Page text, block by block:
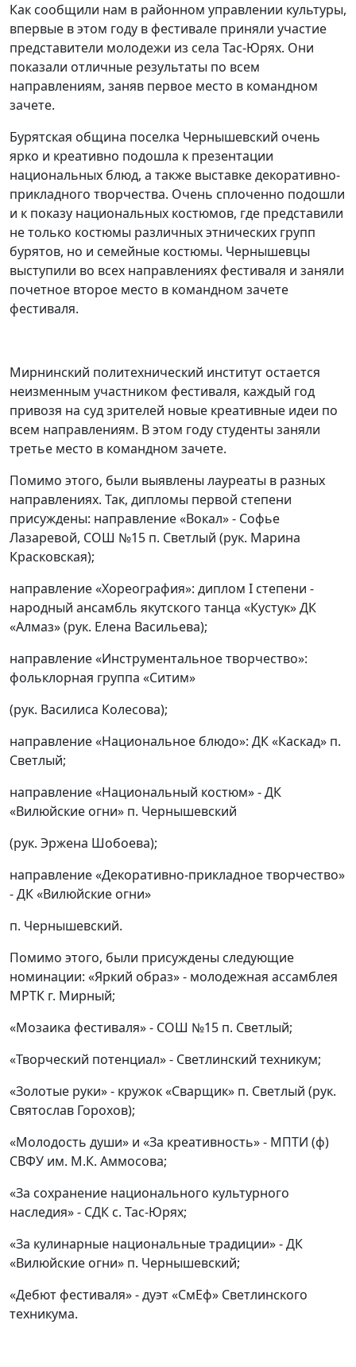
Как сообщили нам в районном управлении культуры,
впервые в этом году в фестивале приняли участие
представители молодежи из села Тас-Юрях. Они
показали отличные результаты по всем
направлениям, заняв первое место в командном
зачете.
Бурятская община поселка Чернышевский очень
ярко и креативно подошла к презентации
национальных блюд, а также выставке декоративно-
прикладного творчества. Очень сплоченно подошли
и к показу национальных костюмов, где представили
не только костюмы различных этнических групп
бурятов, но и семейные костюмы. Чернышевцы
выступили во всех направлениях фестиваля и заняли
почетное второе место в командном зачете
фестиваля.
Мирнинский политехнический институт остается
неизменным участником фестиваля, каждый год
привозя на суд зрителей новые креативные идеи по
всем направлениям. В этом году студенты заняли
третье место в командном зачете.
Помимо этого, были выявлены лауреаты в разных
направлениях. Так, дипломы первой степени
присуждены: направление «Вокал» - Софье
Лазаревой, СОШ №15 п. Светлый (рук. Марина
Красковская);
направление «Хореография»: диплом I степени -
народный ансамбль якутского танца «Кустук» ДК
«Алмаз» (рук. Елена Васильева);
направление «Инструментальное творчество»:
фольклорная группа «Ситим»
(рук. Василиса Колесова);
направление «Национальное блюдо»: ДК «Каскад» п.
Светлый;
направление «Национальный костюм» - ДК
«Вилюйские огни» п. Чернышевский
(рук. Эржена Шобоева);
направление «Декоративно-прикладное творчество»
- ДК «Вилюйские огни»
п. Чернышевский.
Помимо этого, были присуждены следующие
номинации: «Яркий образ» - молодежная ассамблея
МРТК г. Мирный;
«Мозаика фестиваля» - СОШ №15 п. Светлый;
«Творческий потенциал» - Светлинский техникум;
«Золотые руки» - кружок «Сварщик» п. Светлый (рук.
Святослав Горохов);
«Молодость души» и «За креативность» - МПТИ (ф)
СВФУ им. М.К. Аммосова;
«За сохранение национального культурного
наследия» - СДК с. Тас-Юрях;
«За кулинарные национальные традиции» - ДК
«Вилюйские огни» п. Чернышевский;
«Дебют фестиваля» - дуэт «СмЕф» Светлинского
техникума.